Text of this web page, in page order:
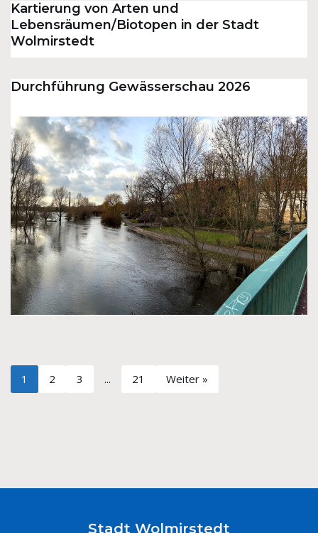
Kartierung von Arten und
Lebensräumen/Biotopen in der Stadt
Wolmirstedt
Durchführung Gewässerschau 2026
1 2 3 ... 21 Weiter »
Stadt Wolmirstedt